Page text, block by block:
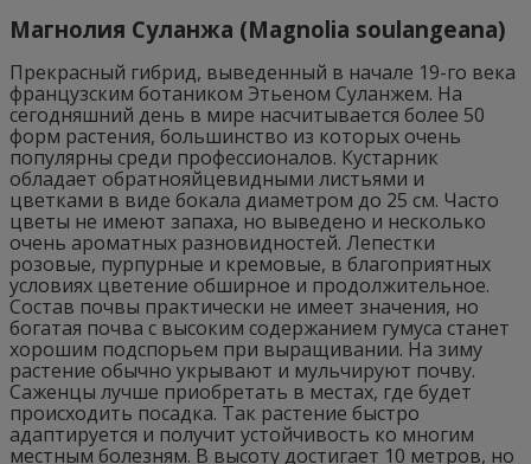
Магнолия Суланжа (Magnolia soulangeana)
Прекрасный гибрид, выведенный в начале 19-го века
французским ботаником Этьеном Суланжем. На
сегодняшний день в мире насчитывается более 50
форм растения, большинство из которых очень
популярны среди профессионалов. Кустарник
обладает обратнояйцевидными листьями и
цветками в виде бокала диаметром до 25 см. Часто
цветы не имеют запаха, но выведено и несколько
очень ароматных разновидностей. Лепестки
розовые, пурпурные и кремовые, в благоприятных
условиях цветение обширное и продолжительное.
Состав почвы практически не имеет значения, но
богатая почва с высоким содержанием гумуса станет
хорошим подспорьем при выращивании. На зиму
растение обычно укрывают и мульчируют почву.
Саженцы лучше приобретать в местах, где будет
происходить посадка. Так растение быстро
адаптируется и получит устойчивость ко многим
местным болезням. В высоту достигает 10 метров, но